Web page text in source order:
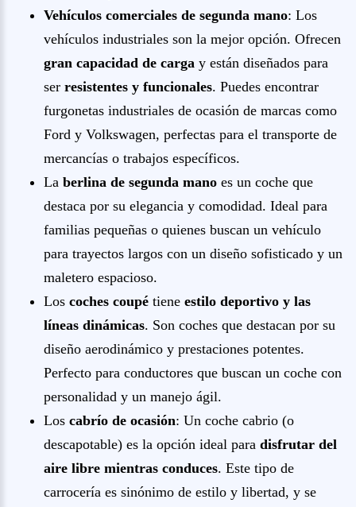
Vehículos comerciales de segunda mano: Los
vehículos industriales son la mejor opción. Ofrecen
gran capacidad de carga y están diseñados para
ser resistentes y funcionales. Puedes encontrar
furgonetas industriales de ocasión de marcas como
Ford y Volkswagen, perfectas para el transporte de
mercancías o trabajos específicos.
La berlina de segunda mano es un coche que
destaca por su elegancia y comodidad. Ideal para
familias pequeñas o quienes buscan un vehículo
para trayectos largos con un diseño sofisticado y un
maletero espacioso.
Los coches coupé tiene estilo deportivo y las
líneas dinámicas. Son coches que destacan por su
diseño aerodinámico y prestaciones potentes.
Perfecto para conductores que buscan un coche con
personalidad y un manejo ágil.
Los cabrío de ocasión: Un coche cabrio (o
descapotable) es la opción ideal para disfrutar del
aire libre mientras conduces. Este tipo de
carrocería es sinónimo de estilo y libertad, y se